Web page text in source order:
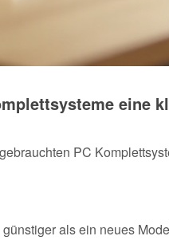
eine
PC
als ein neues